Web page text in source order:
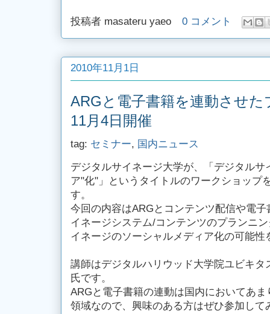
投稿者 masateru yaeo 0 コメント
2010年11月1日
ARGと電子書籍を連動させ
11月4日開催
tag: セミナー, 国内ニュース
デジタルサイネージ大学が、「デジタル
ア"化"」というタイトルのワークショップ
す。
今回の内容はARGとコンテンツ配信や電
イネージシステム/コンテンツのプランニ
イネージのソーシャルメディア化の可能
講師はデジタルハリウッド大学院ユビキ
氏です。
ARGと電子書籍の連動は国内においてあ
領域なので、興味のある方はぜひ参加して